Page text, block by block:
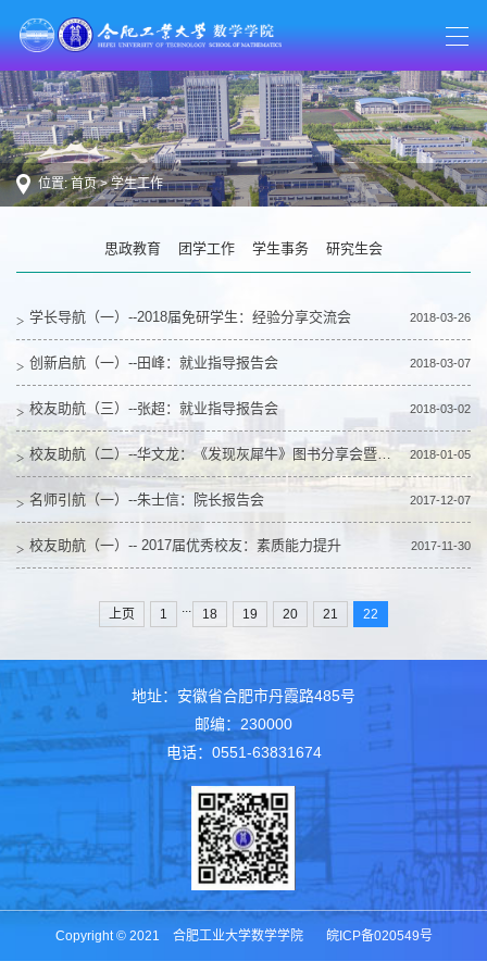
位置:首页>学生工作
思政教育 团学工作 学生事务 研究生会
学长导航（一）--2018届免研学生：经验分享交流会 2018-03-26
创新启航（一）--田峰：就业指导报告会 2018-03-07
校友助航（三）--张超：就业指导报告会 2018-03-02
校友助航（二）--华文龙：《发现灰犀牛》图书分享会暨金融行业工作经验分享 2018-01-05
名师引航（一）--朱士信：院长报告会 2017-12-07
校友助航（一）-- 2017届优秀校友：素质能力提升 2017-11-30
上页 1 ... 18 19 20 21 22
地址：安徽省合肥市丹霞路485号
邮编：230000
电话：0551-63831674
Copyright © 2021 合肥工业大学数学学院 皖ICP备020549号